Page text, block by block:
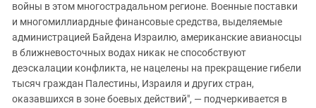
войны в этом многострадальном регионе. Военные поставки
и многомиллиардные финансовые средства, выделяемые
администрацией Байдена Израилю, американские авианосцы
в ближневосточных водах никак не способствуют
деэскалации конфликта, не нацелены на прекращение гибели
тысяч граждан Палестины, Израиля и других стран,
оказавшихся в зоне боевых действий", — подчеркивается в